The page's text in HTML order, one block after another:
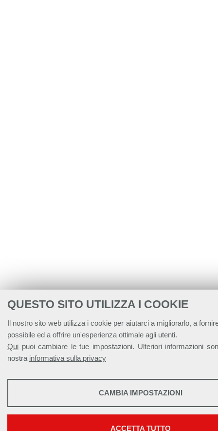
QUESTO SITO UTILIZZA I COOKIE
Il nostro sito web utilizza i cookie per aiutarci a migliorarlo, a
possibile ed a offrire un'esperienza ottimale agli utenti.
Qui puoi cambiare le tue impostazioni. Ulteriori informazioni
nostra informativa sulla privacy
STATISTICHE
CAMBIA IMPOSTAZIONI
ACCETTA TUTTO